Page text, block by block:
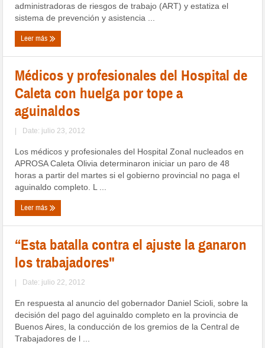
administradoras de riesgos de trabajo (ART) y estatiza el
sistema de prevención y asistencia ...
Leer más
Médicos y profesionales del Hospital de
Caleta con huelga por tope a
aguinaldos
| Date: julio 23, 2012
Los médicos y profesionales del Hospital Zonal nucleados en
APROSA Caleta Olivia determinaron iniciar un paro de 48
horas a partir del martes si el gobierno provincial no paga el
aguinaldo completo. L ...
Leer más
“Esta batalla contra el ajuste la ganaron
los trabajadores"
| Date: julio 22, 2012
En respuesta al anuncio del gobernador Daniel Scioli, sobre la
decisión del pago del aguinaldo completo en la provincia de
Buenos Aires, la conducción de los gremios de la Central de
Trabajadores de l ...